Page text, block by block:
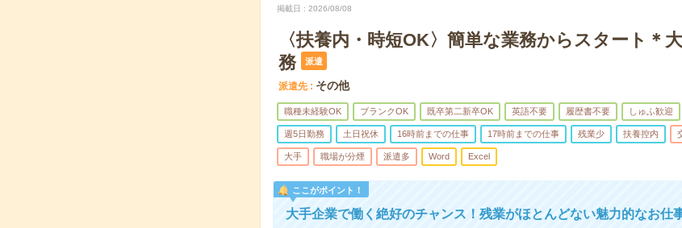
掲載日 2026/08/08
〈扶養内・時短OK〉簡単な業務からスタート＊
務
派遣
派遣先 その他
職種未経験OK ブランクOK 既卒第二新卒OK 英語不要 履歴書不要 しゅふ歓迎
週5日勤務 土日祝休 16時前までの仕事 17時前までの仕事 残業少 扶養控内
大手 職場が分煙 派遣多 Word Excel
ここがポイント！
大手企業で働く絶好のチャンス！残業がほとんどない魅力的なお仕